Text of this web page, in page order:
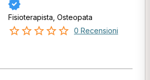
Fisioterapista, Osteopata
0 Recensioni